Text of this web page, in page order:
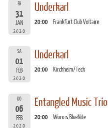
FR
31
JAN
2020
Underkarl
20:00 Frankfurt Club Voltaire
SA
01
FEB
2020
Underkarl
20:00 Kirchheim/Teck
DO
06
FEB
2020
Entangled Music Trio
20:00 Worms BlueNite